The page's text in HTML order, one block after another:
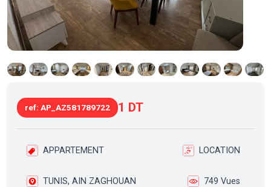
ref: AP_AZ581789722 1 DT
APPARTEMENT LOCATION
TUNIS, AIN ZAGHOUAN 749 Vues